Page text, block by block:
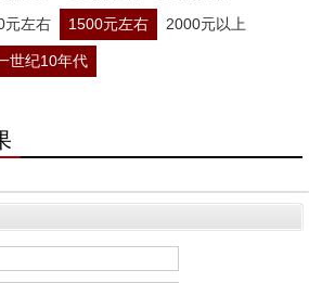
元左右
1500元左右 2000元以上
世纪10年代